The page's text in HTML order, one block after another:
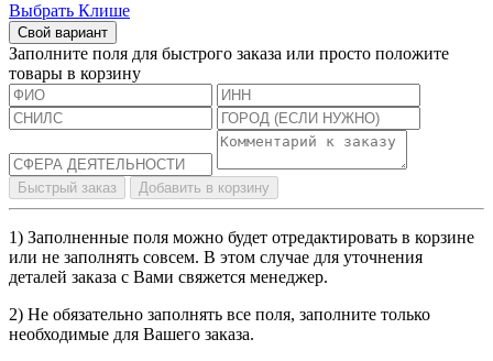
Выбрать Клише
Свой вариант
Заполните поля для быстрого заказа или просто положите
товары в корзину
Быстрый заказ Добавить в корзину
1) Заполненные поля можно будет отредактировать в корзине
или не заполнять совсем. В этом случае для уточнения
деталей заказа с Вами свяжется менеджер.
2) Не обязательно заполнять все поля, заполните только
необходимые для Вашего заказа.